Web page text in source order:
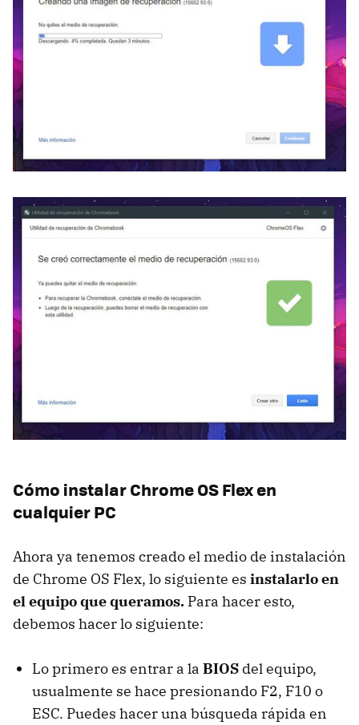
Cómo instalar Chrome OS Flex en
cualquier PC
Ahora ya tenemos creado el medio de instalación
de Chrome OS Flex, lo siguiente es instalarlo en
el equipo que queramos. Para hacer esto,
debemos hacer lo siguiente:
Lo primero es entrar a la BIOS del equipo,
usualmente se hace presionando F2, F10 o
ESC. Puedes hacer una búsqueda rápida en